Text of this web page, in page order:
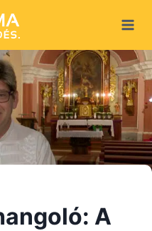
A